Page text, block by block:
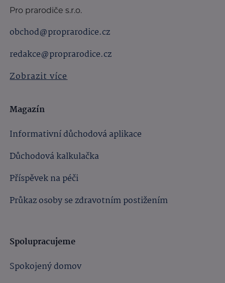
Pro prarodiče s.r.o.
obchod@proprarodice.cz
redakce@proprarodice.cz
Zobrazit více
Magazín
Informativní důchodová aplikace
Důchodová kalkulačka
Příspěvek na péči
Průkaz osoby se zdravotním postižením
Spolupracujeme
Spokojený domov